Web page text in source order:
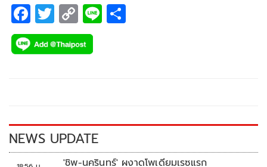
F
ac
e
k
T
wi
tt
C
o
p
k
Li
NEWS UPDATE
'ชิพ-นครินทร์' ผงาดโพเดียมเรซแรก